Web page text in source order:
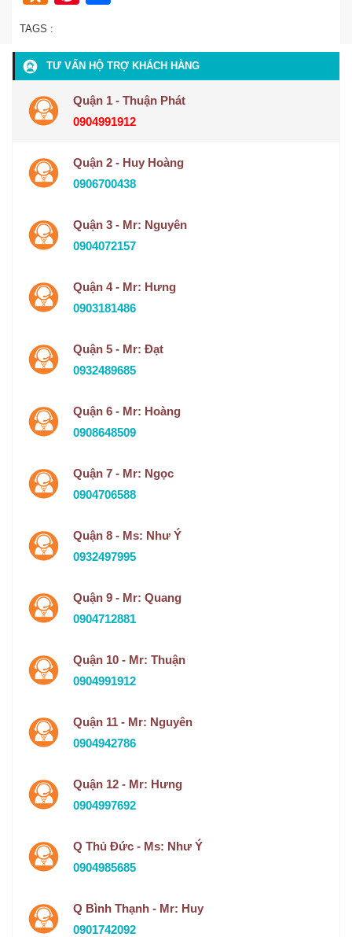
TAGS :
TƯ VẤN HỘ TRỢ KHÁCH HÀNG
Quận 1 - Thuận Phát
0904991912
Quận 2 - Huy Hoàng
0906700438
Quận 3 - Mr: Nguyên
0904072157
Quận 4 - Mr: Hưng
0903181486
Quận 5 - Mr: Đạt
0932489685
Quận 6 - Mr: Hoàng
0908648509
Quận 7 - Mr: Ngọc
0904706588
Quận 8 - Ms: Như Ý
0932497995
Quận 9 - Mr: Quang
0904712881
Quận 10 - Mr: Thuận
0904991912
Quận 11 - Mr: Nguyên
0904942786
Quận 12 - Mr: Hưng
0904997692
Q Thủ Đức - Ms: Như Ý
0904985685
Q Bình Thạnh - Mr: Huy
0901742092